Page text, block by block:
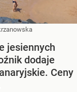
jesiennych
dodaje
Ceny